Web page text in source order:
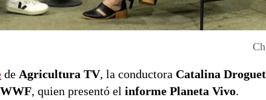
de Agricultura TV, la conductora Catalina
WWF, quien presentó el informe Planeta Vivo.